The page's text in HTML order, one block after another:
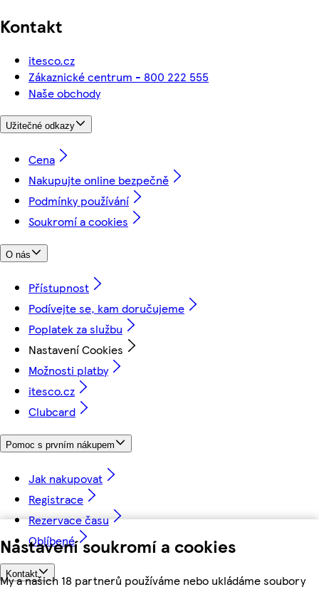
Nastavení soukromí a cookies
My a našich 18 partnerů používáme nebo ukládáme soubory
Kontakt
itesco.cz
Zákaznické centrum - 800 222 555
Naše obchody
Užitečné odkazy
Cena
Nakupujte online bezpečně
Podmínky používání
Soukromí a cookies
O nás
Přístupnost
Podívejte se, kam doručujeme
Poplatek za službu
Nastavení Cookies
Možnosti platby
itesco.cz
Clubcard
Pomoc s prvním nákupem
Jak nakupovat
Registrace
Rezervace času
Oblíbené
Kontakt